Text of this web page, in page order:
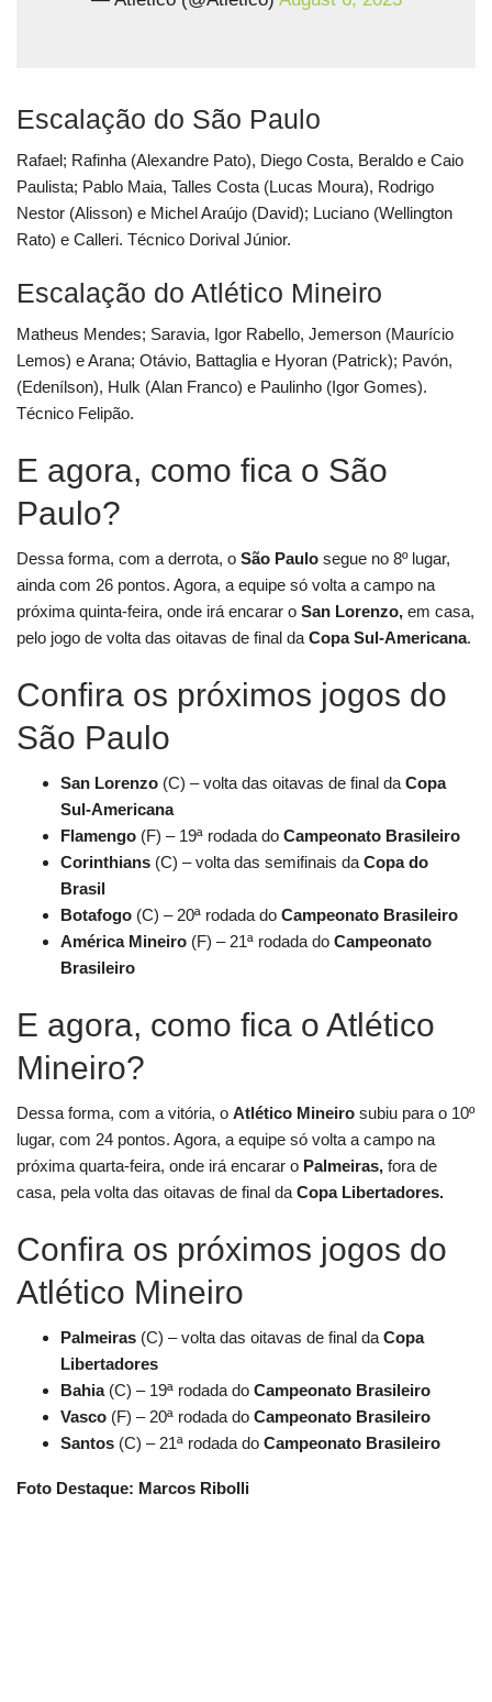
Escalação do São Paulo
Rafael; Rafinha (Alexandre Pato), Diego Costa, Beraldo e Caio
Paulista; Pablo Maia, Talles Costa (Lucas Moura), Rodrigo
Nestor (Alisson) e Michel Araújo (David); Luciano (Wellington
Rato) e Calleri. Técnico Dorival Júnior.
Escalação do Atlético Mineiro
Matheus Mendes; Saravia, Igor Rabello, Jemerson (Maurício
Lemos) e Arana; Otávio, Battaglia e Hyoran (Patrick); Pavón,
(Edenílson), Hulk (Alan Franco) e Paulinho (Igor Gomes).
Técnico Felipão.
E agora, como fica o São
Paulo?
Dessa forma, com a derrota, o São Paulo segue no 8º lugar,
ainda com 26 pontos. Agora, a equipe só volta a campo na
próxima quinta-feira, onde irá encarar o San Lorenzo, em casa,
pelo jogo de volta das oitavas de final da Copa Sul-Americana.
Confira os próximos jogos do
São Paulo
San Lorenzo (C) – volta das oitavas de final da Copa
Sul-Americana
Flamengo (F) – 19ª rodada do Campeonato Brasileiro
Corinthians (C) – volta das semifinais da Copa do
Brasil
Botafogo (C) – 20ª rodada do Campeonato Brasileiro
América Mineiro (F) – 21ª rodada do Campeonato
Brasileiro
E agora, como fica o Atlético
Mineiro?
Dessa forma, com a vitória, o Atlético Mineiro subiu para o 10º
lugar, com 24 pontos. Agora, a equipe só volta a campo na
próxima quarta-feira, onde irá encarar o Palmeiras, fora de
casa, pela volta das oitavas de final da Copa Libertadores.
Confira os próximos jogos do
Atlético Mineiro
Palmeiras (C) – volta das oitavas de final da Copa
Libertadores
Bahia (C) – 19ª rodada do Campeonato Brasileiro
Vasco (F) – 20ª rodada do Campeonato Brasileiro
Santos (C) – 21ª rodada do Campeonato Brasileiro
Foto Destaque: Marcos Ribolli